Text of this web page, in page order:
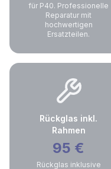
für P40. Professionelle
Reparatur mit
hochwertigen
Ersatzteilen.
Rückglas inkl.
Rahmen
95 €
Rückglas inklusive